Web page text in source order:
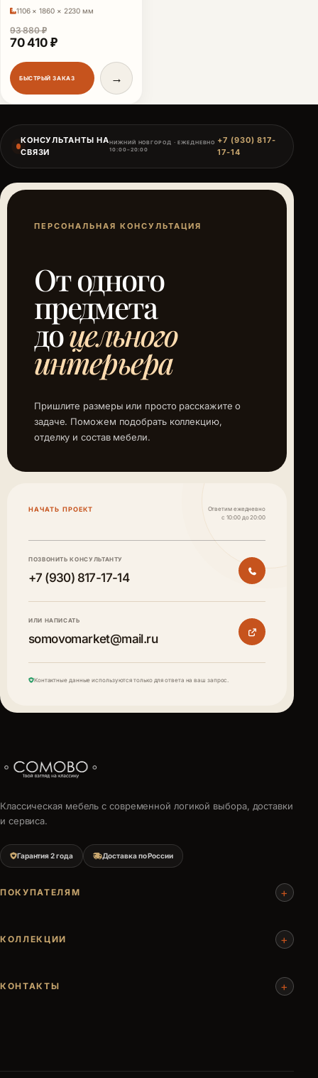
1106 × 1860 × 2230 мм
93 880₽
Первоначальная цена составляла 93 880 ₽.
70 410 ₽Текущая цена: 70 410 ₽.
БЫСТРЫЙ ЗАКАЗ →
КОНСУЛЬТАНТЫ НА
СВЯЗИ
НИЖНИЙ НОВГОРОД · ЕЖЕДНЕВНО
10:00–20:00
+7 (930) 817-
17-14
ПЕРСОНАЛЬНАЯ КОНСУЛЬТАЦИЯ
От одного
предмета
доцельного
интерьера
Пришлите размеры или просто расскажите о
задаче. Поможем подобрать коллекцию,
отделку и состав мебели.
НАЧАТЬ ПРОЕКТ
Ответим ежедневно
с 10:00 до 20:00
ПОЗВОНИТЬ КОНСУЛЬТАНТУ
+7 (930) 817-17-14
ИЛИ НАПИСАТЬ
somovomarket@mail.ru
Контактные данные используются только для ответа на ваш запрос.
Классическая мебель с современной логикой выбора, доставки
и сервиса.
Гарантия 2 года Доставка по России
ПОКУПАТЕЛЯМ +
КОЛЛЕКЦИИ +
КОНТАКТЫ +